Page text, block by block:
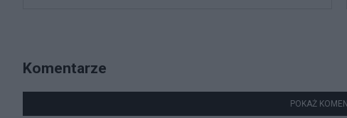
Komentarze
POKAŻ